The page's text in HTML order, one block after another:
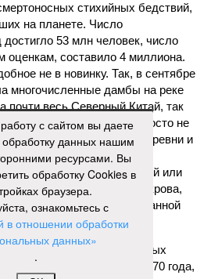
стихийных бедствий,
на планете. Число
достигло 53 млн человек, число
оценкам, составило 4 миллиона.
не в новинку. Так, в сентябре
многочисленные дамбы на реке
почти весь Северный Китай, так
низменная, и потоп просто не
своём пути, уничтожая деревни и
130 тыс. квадратных
территорий Оренбургской или
человек остались без крова,
результате спровоцированной
в рейтинге стихийных
циклон Бхола 1970 года,
с сайтом вы даете
обработку данных нашим
ресурсами. Вы
обработку Cookies в
браузера.
ознакомьтесь с
в отношении обработки
данных»
.